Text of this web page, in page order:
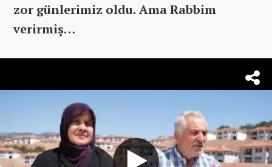
zor günlerimiz oldu. Ama Rabbim
verirmiş…